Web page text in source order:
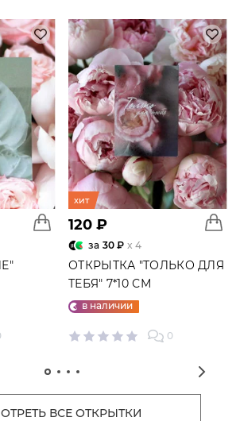
хит
120 ₽
за 30 ₽ x 4
ОТКРЫТКА "ТОЛЬКО ДЛЯ
ТЕБЯ" 7*10 СМ
в наличии
0
ВСЕ ОТКРЫТКИ